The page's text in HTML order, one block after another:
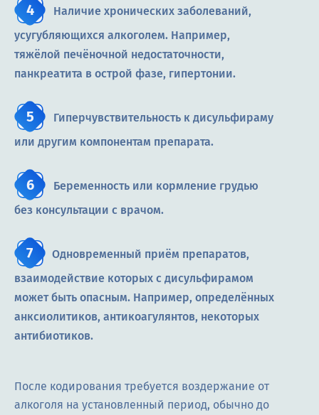
Наличие хронических заболеваний,
усугубляющихся алкоголем. Например,
тяжёлой печёночной недостаточности,
панкреатита в острой фазе, гипертонии.
Гиперчувствительность к дисульфираму
или другим компонентам препарата.
Беременность или кормление грудью
без консультации с врачом.
Одновременный приём препаратов,
взаимодействие которых с дисульфирамом
может быть опасным. Например, определённых
анксиолитиков, антикоагулянтов, некоторых
антибиотиков.
После кодирования требуется воздержание от
алкоголя на установленный период, обычно до